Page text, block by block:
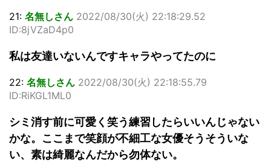
21: 名無しさん 2022/08/30(火) 22:18:29.52
ID:8jVZaD4p0
私は友達いないんですキャラやってたのに
22: 名無しさん 2022/08/30(火) 22:18:55.79
ID:RiKGL1ML0
シミ消す前に可愛く笑う練習したらいいんじゃない
かな。ここまで笑顔が不細工な女優そうそういな
い、素は綺麗なんだから勿体ない。